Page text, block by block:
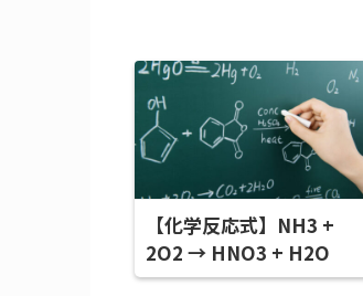
【化学反応式】NH3 +
2O2 → HNO3 + H2O